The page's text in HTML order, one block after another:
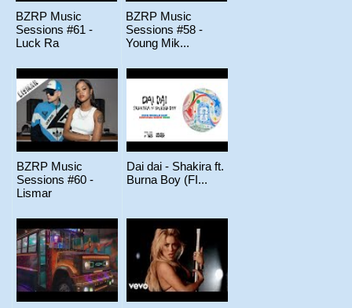
BZRP Music
Sessions #61 -
Luck Ra
BZRP Music
Sessions #58 -
Young Mik...
BZRP Music
Sessions #60 -
Lismar
Dai dai - Shakira ft.
Burna Boy (FI...